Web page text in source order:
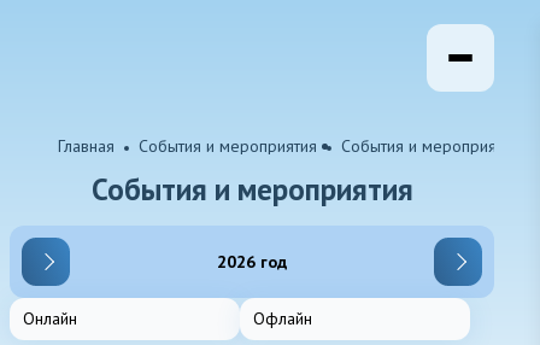
Главная События и мероприятия События и мероприятия
События и мероприятия
2026 год
Онлайн Офлайн